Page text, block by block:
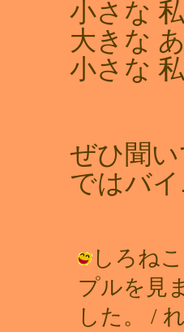
小さな
大きな
小さな
ぜひ聞
ではバ
しろね
プルを見
した。 /